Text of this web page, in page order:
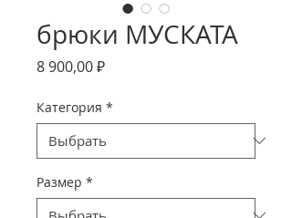
брюки МУСКАТА
8 900,00 ₽Цена
Категория *
Размер *